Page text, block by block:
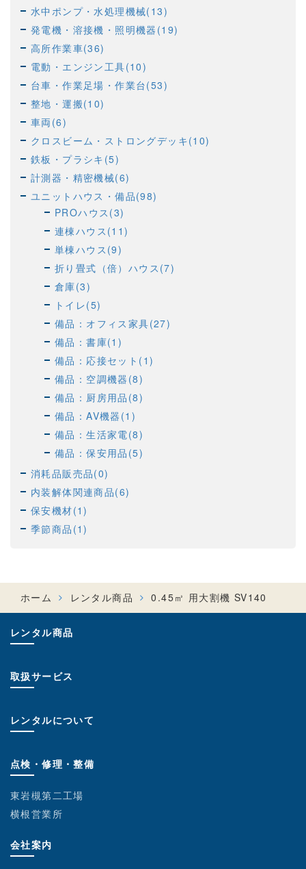
水中ポンプ・水処理機械(13)
発電機・溶接機・照明機器(19)
高所作業車(36)
電動・エンジン工具(10)
台車・作業足場・作業台(53)
整地・運搬(10)
車両(6)
クロスビーム・ストロングデッキ(10)
鉄板・プラシキ(5)
計測器・精密機械(6)
ユニットハウス・備品(98)
PROハウス(3)
連棟ハウス(11)
単棟ハウス(9)
折り畳式（倍）ハウス(7)
倉庫(3)
トイレ(5)
備品：オフィス家具(27)
備品：書庫(1)
備品：応接セット(1)
備品：空調機器(8)
備品：厨房用品(8)
備品：AV機器(1)
備品：生活家電(8)
備品：保安用品(5)
消耗品販売品(0)
内装解体関連商品(6)
保安機材(1)
季節商品(1)
ホーム レンタル商品 0.45㎥ 用大割機 SV140
レンタル商品
取扱サービス
レンタルについて
点検・修理・整備
東岩槻第二工場
横根営業所
会社案内